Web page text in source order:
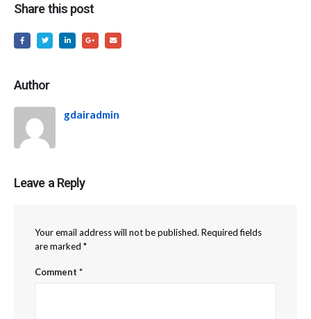
Share this post
Author
gdairadmin
Leave a Reply
Your email address will not be published. Required fields
are marked *
Comment *